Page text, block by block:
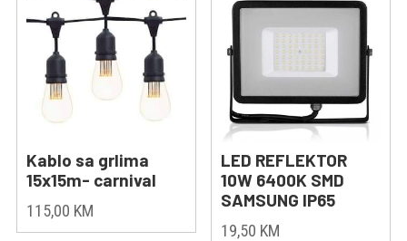
Kablo sa grlima
15x15m- carnival
115,00 KM
LED REFLEKTOR
10W 6400K SMD
SAMSUNG IP65
19,50 KM